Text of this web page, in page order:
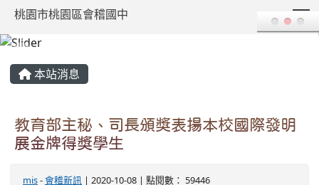
桃園市桃園區會稽國中
本站消息
教育部主秘、司長頒獎表揚本校國際發明
展金牌得獎學生
mis-會稽新訊 | 2020-10-08 | 點閱數： 59446